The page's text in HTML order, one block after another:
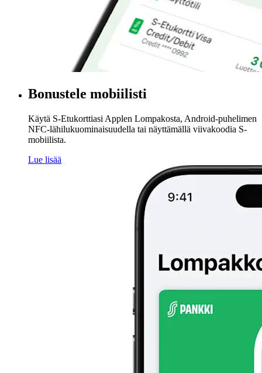
Bonustele mobiilisti
Käytä S-Etukorttiasi Applen Lompakosta, Android-puhelimen
NFC-lähilukuominaisuudella tai näyttämällä viivakoodia S-
mobiilista.
Lue lisää